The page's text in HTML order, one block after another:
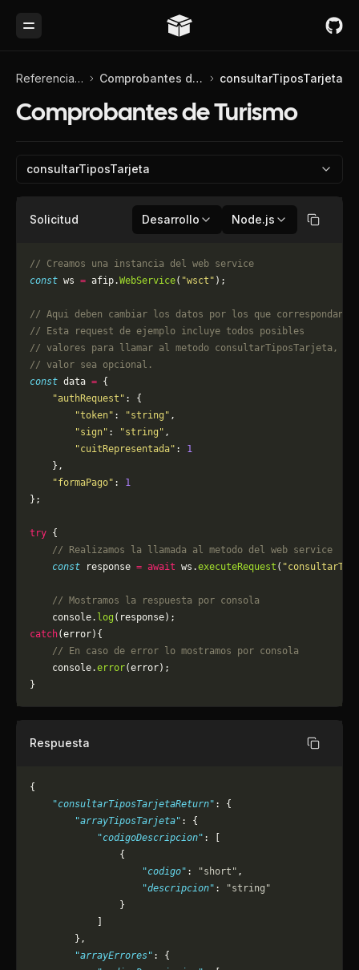
Toggle Menu
Referencia de API Comprobantes de Turismo consultarTiposTarjeta
Comprobantes de Turismo
consultarTiposTarjeta
Solicitud Desarrollo Node.js Copiar
// Creamos una instancia del web service
const ws = afip.WebService( "wsct" );
// Aqui deben cambiar los datos por los que correspondan.
// Esta request de ejemplo incluye todos posibles
// valores para llamar al metodo consultarTiposTarjeta,
// valor sea opcional.
const data = {
    "authRequest"
: {
        "token"
: "string" ,
        "sign"
: "string" ,
        "cuitRepresentada"
: 1
    },
    "formaPago"
: 1
};
try {
    // Realizamos la llamada al metodo del web service
    const
response = await ws.executeRequest (
    // Mostramos la respuesta por consola
    console.
log (response);
catch(error){
    // En caso de error lo mostramos por consola
	console.
error(error);
}
Respuesta Copiar
{
    "consultarTiposTarjetaReturn"
: {
        "arrayTiposTarjeta"
: {
            "codigoDescripcion"
: [
                {
                    "codigo"
: "short" ,
                    "descripcion"
:
"string"
                }
        },
        "arrayErrores"
: {